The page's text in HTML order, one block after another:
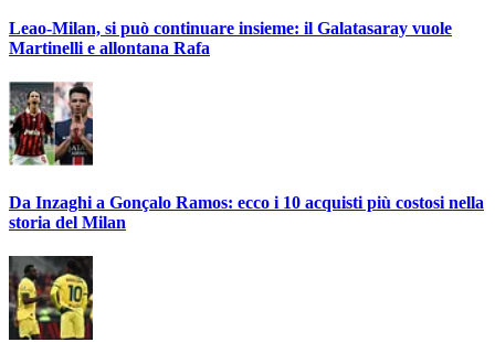
Leao-Milan, si può continuare insieme: il Galatasaray vuole
Martinelli e allontana Rafa
Da Inzaghi a Gonçalo Ramos: ecco i 10 acquisti più costosi nella
storia del Milan